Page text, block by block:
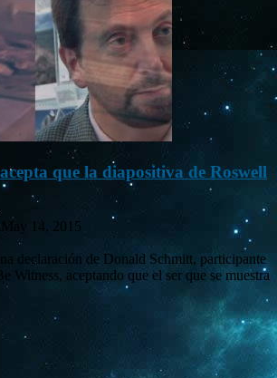
que la diapositiva de Roswell
May 14, 2015
declaración de Donald Schmitt, participante
Witness, aceptando que el ser que se muestra